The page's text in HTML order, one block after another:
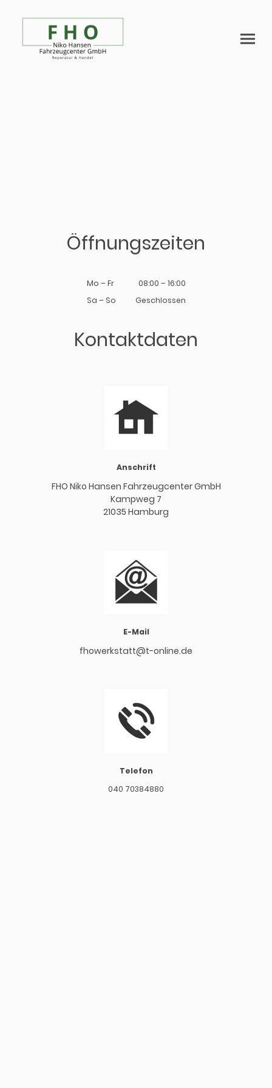
Öffnungszeiten
Mo – Fr 08:00 – 16:00
Sa – So Geschlossen
Kontaktdaten
Anschrift
FHO Niko Hansen Fahrzeugcenter GmbH
Kampweg 7
21035 Hamburg
E-Mail
fhowerkstatt@t-online.de
Telefon
040 70384880